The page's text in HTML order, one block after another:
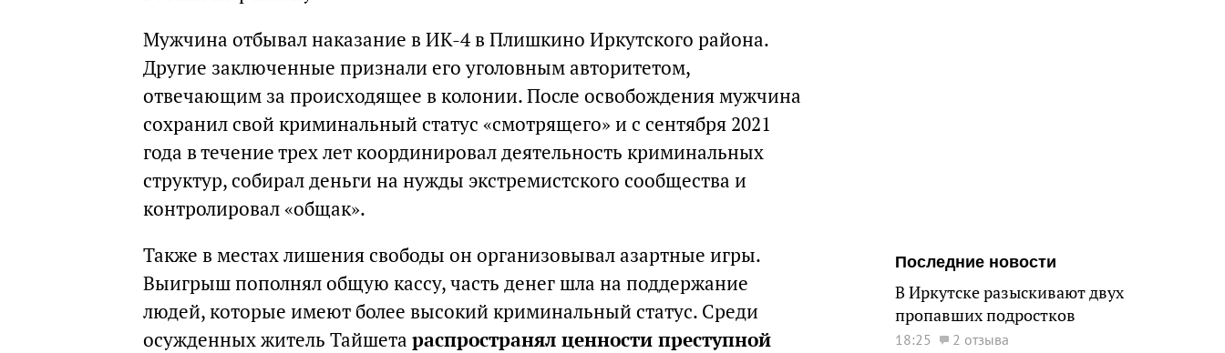
Мужчина отбывал наказание в ИК-4 в Плишкино Иркутского района.
Другие заключенные признали его уголовным авторитетом,
отвечающим за происходящее в колонии. После освобождения мужчина
сохранил свой криминальный статус «смотрящего» и с сентября 2021
года в течение трех лет координировал деятельность криминальных
структур, собирал деньги на нужды экстремистского сообщества и
контролировал «общак».
Также в местах лишения свободы он организовывал азартные игры.
Выигрыш пополнял общую кассу, часть денег шла на поддержание
людей, которые имеют более высокий криминальный статус. Среди
осужденных житель Тайшета распространял ценности преступной
Последние новости
В Иркутске разыскивают двух
пропавших подростков
18:25 2 отзыва